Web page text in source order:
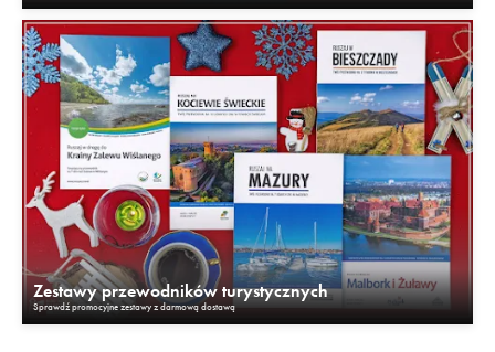
Zestawy przewodników turystycznych
Sprawdź promocyjne zestawy z darmową dostawą